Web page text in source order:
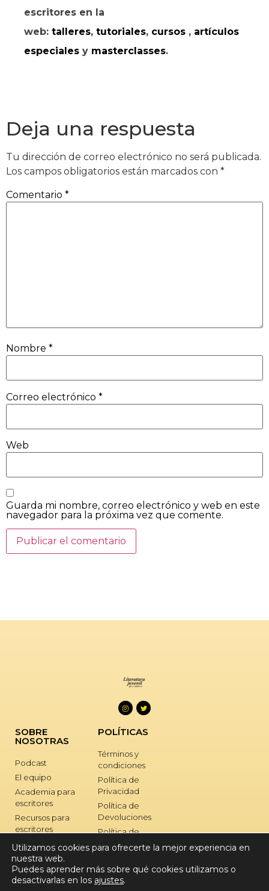
escritores en la
web: talleres, tutoriales, cursos , artículos
especiales y masterclasses.
Deja una respuesta
Tu dirección de correo electrónico no será publicada.
Los campos obligatorios están marcados con *
Comentario *
Nombre *
Correo electrónico *
Web
Guarda mi nombre, correo electrónico y web en este
navegador para la próxima vez que comente.
SOBRE
NOSOTRAS
Podcast
El equipo
Academia para
escritores
Recursos para
escritores
Retiros para
escritores
Nuestros libros
Afiliadas
POLÍTICAS
Términos y
condiciones
Política de
Privacidad
Política de
Devoluciones
Política de
Cookies
SOPORTE
Contacto
Utilizamos cookies para ofrecerte la mejor experiencia en
nuestra web.
Puedes aprender más sobre qué cookies utilizamos o
desactivarlas en los ajustes.